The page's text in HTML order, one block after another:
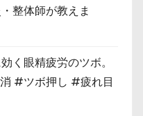
整体師が教えま
く眼精疲労のツボ。
#ツボ押し #疲れ目